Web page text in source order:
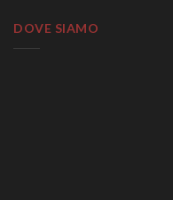
DOVE SIAMO